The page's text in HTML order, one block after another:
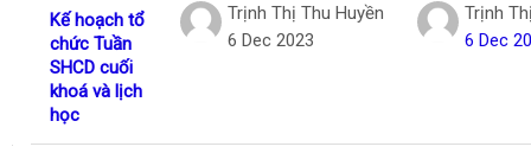
Kế hoạch tổ
chức Tuần
SHCD cuối
khoá và lịch
học
Trịnh Thị Thu Huyền
6 Dec 2023
Trịnh
6 Dec